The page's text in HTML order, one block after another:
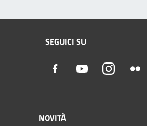
SEGUICI SU
Facebook YoutubeInstagram
NOVITÀ